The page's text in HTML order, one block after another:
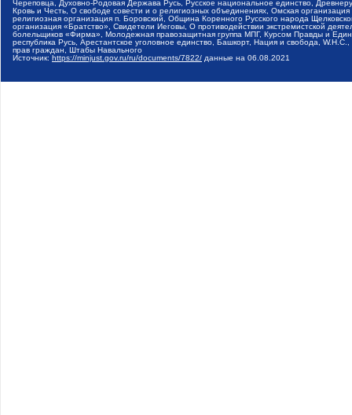
Череповца, Духовно-Родовая Держава Русь, Русское национальное единство,
Кровь и Честь, О свободе совести и о религиозных объединениях, Омская
религиозная организация п. Боровский, Община Коренного Русского народа
организация «Братство», Свидетели Иеговы, О противодействии экстремистской
болельщиков «Фирма», Молодежная правозащитная группа МПГ, Курсом Правды и
республика Русь, Арестантское уголовное единство, Башкорт, Нация и свобода,
прав граждан, Штабы Навального
Источник: https://minjust.gov.ru/ru/documents/7822/ данные на 06.08.2021